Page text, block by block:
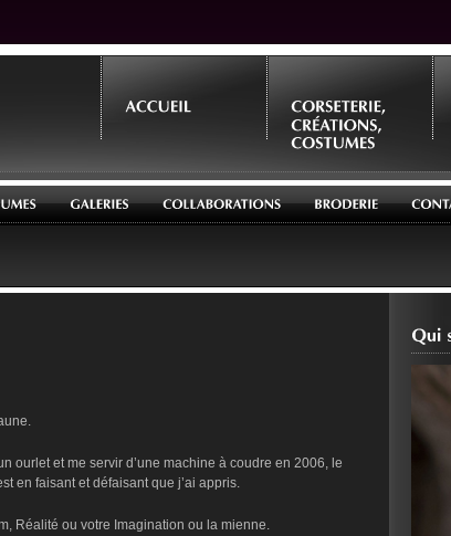
ourlet et me servir d’une machine à coudre en 2006, le
en faisant et défaisant que j’ai appris.
Réalité ou votre Imagination ou la mienne.